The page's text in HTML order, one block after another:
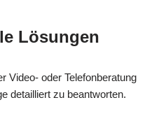
Lösungen
Video- oder Telefonberatung
detailliert zu beantworten.